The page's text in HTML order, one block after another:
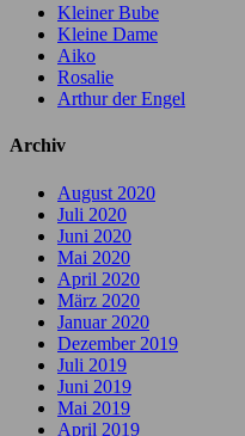
Kleiner Bube
Kleine Dame
Aiko
Rosalie
Arthur der Engel
Archiv
August 2020
Juli 2020
Juni 2020
Mai 2020
April 2020
März 2020
Januar 2020
Dezember 2019
Juli 2019
Juni 2019
Mai 2019
April 2019